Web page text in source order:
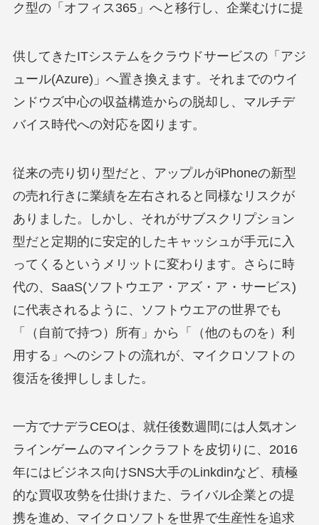
ク型の「オフィス365」へと移行し、企業むけに提
供してきたITシステムをクラウドサービスの「アジ
ュール(Azure)」へ置き換えます。それまでのウイ
ンドウズ中心の収益構造からの脱却し、マルチデ
バイス時代への対応を図ります。
従来の売り切り型だと、アップルがiPhoneの新型
の売れ行きに業績を左右されると同様なリスクが
ありました。しかし、それがサブスクリプション
型だと定期的に安定的したキャッシュが手元に入
ってくるというメリットに変わります。さらに時
代の、SaaS(ソフトウエア・アズ・ア・サービス)
に代表されるように、ソフトウエアの世界でも
「（自前で持つ）所有」から「（他のものを）利
用する」へのシフトの流れが、マイクロソフトの
復活を後押ししました。
一方でナデラCEOは、就任後数週間には人気オン
ラインゲームのマインクラフトを皮切りに、2016
年にはビジネス向けSNS大手のLinkdinなど、積極
的な買収攻勢を仕掛けまた、ライバル企業との提
携を進め、マイクロソフトを世界で生産性を追求